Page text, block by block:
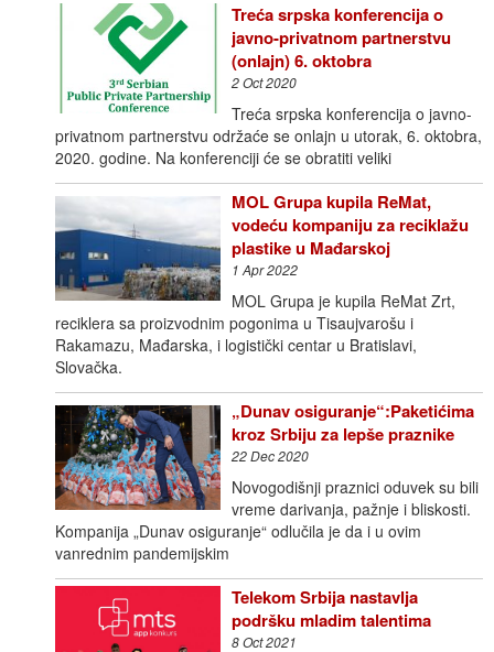
Treća srpska konferencija o
javno-privatnom partnerstvu
(onlajn) 6. oktobra
2 Oct 2020
Treća srpska konferencija o javno-
privatnom partnerstvu održaće se onlajn u utorak, 6. oktobra,
2020. godine. Na konferenciji će se obratiti veliki
MOL Grupa kupila ReMat,
vodeću kompaniju za reciklažu
plastike u Mađarskoj
1 Apr 2022
MOL Grupa je kupila ReMat Zrt,
reciklera sa proizvodnim pogonima u Tisaujvarošu i
Rakamazu, Mađarska, i logistički centar u Bratislavi,
Slovačka.
„Dunav osiguranje“:Paketićima
kroz Srbiju za lepše praznike
22 Dec 2020
Novogodišnji praznici oduvek su bili
vreme darivanja, pažnje i bliskosti.
Kompanija „Dunav osiguranje“ odlučila je da i u ovim
vanrednim pandemijskim
Telekom Srbija nastavlja
podršku mladim talentima
8 Oct 2021